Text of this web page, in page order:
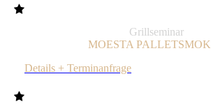
Grillseminar
MOESTA
Details + Terminanfrage